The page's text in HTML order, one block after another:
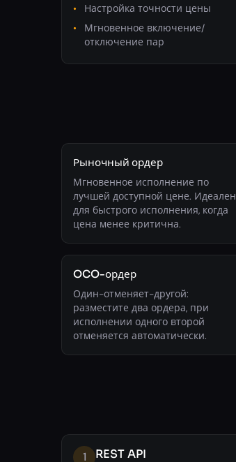
Настройка точности цены
Мгновенное включение/
отключение пар
Рыночный ордер
Мгновенное исполнение по
лучшей доступной цене. Идеален
для быстрого исполнения, когда
цена менее критична.
OCO-ордер
Один-отменяет-другой:
разместите два ордера, при
исполнении одного второй
отменяется автоматически.
1 REST API